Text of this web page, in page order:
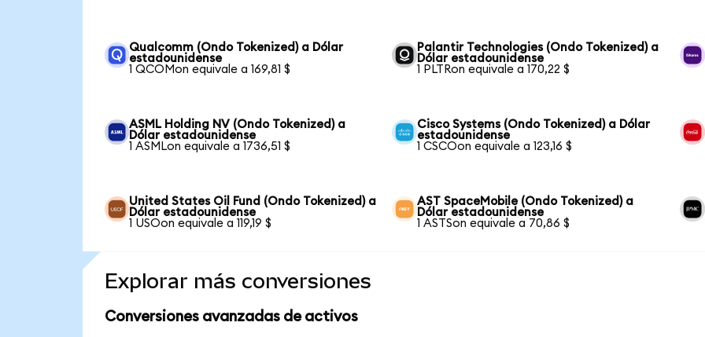
Qualcomm (Ondo Tokenized) a Dólar
estadounidense
1 QCOMon equivale a 169,81 $
Palantir Technologies (Ondo Tokenized) a
Dólar estadounidense
1 PLTRon equivale a 170,22 $
ASML Holding NV (Ondo Tokenized) a
Dólar estadounidense
1 ASMLon equivale a 1736,51 $
Cisco Systems (Ondo Tokenized) a Dólar
estadounidense
1 CSCOon equivale a 123,16 $
United States Oil Fund (Ondo Tokenized) a
Dólar estadounidense
1 USOon equivale a 119,19 $
AST SpaceMobile (Ondo Tokenized) a
Dólar estadounidense
1 ASTSon equivale a 70,86 $
Explorar más conversiones
Conversiones avanzadas de activos